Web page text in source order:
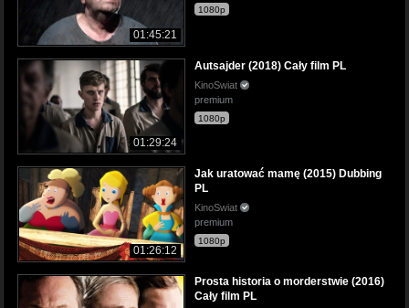
01:45:21
1080p
01:29:24
Autsajder (2018) Cały film PL
KinoSwiat
premium
1080p
01:26:12
Jak uratować mamę (2015) Dubbing
PL
KinoSwiat
premium
1080p
Prosta historia o morderstwie (2016)
Cały film PL